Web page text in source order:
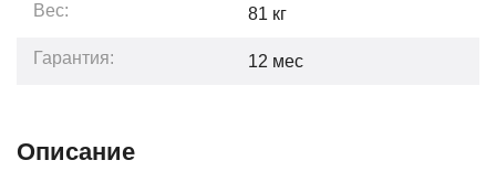
Вес: 81 кг
Гарантия: 12 мес
Описание